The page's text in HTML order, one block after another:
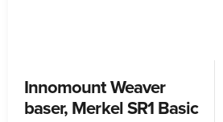
Innomount Weaver
baser, Merkel SR1 Basic